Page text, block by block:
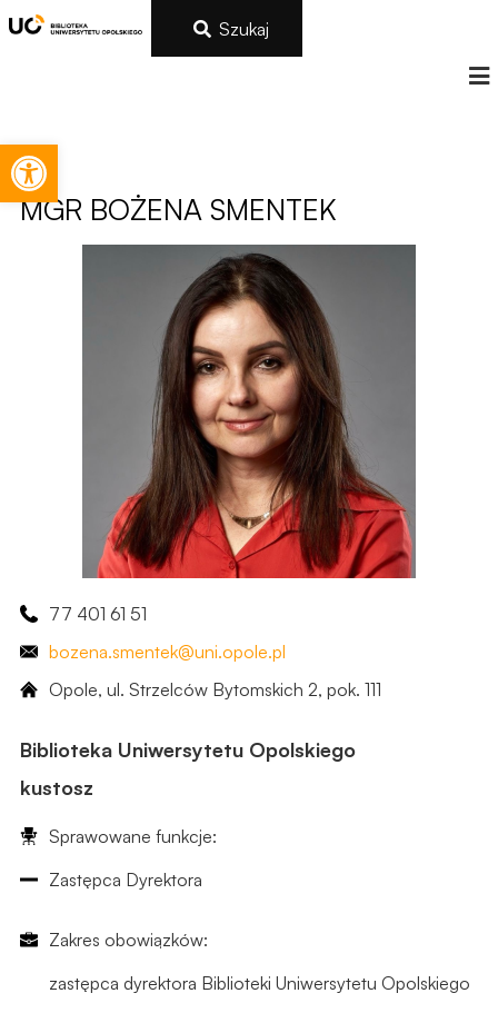
Otwórz pasek narzędzi
Szukaj
MGR BOŻENA SMENTEK
77 401 61 51
bozena.smentek@uni.opole.pl
Opole, ul. Strzelców Bytomskich 2, ​pok. 111
Biblioteka Uniwersytetu Opolskiego
kustosz
Sprawowane funkcje:
Zastępca Dyrektora
Zakres obowiązków:
zastępca dyrektora Biblioteki Uniwersytetu Opolskiego